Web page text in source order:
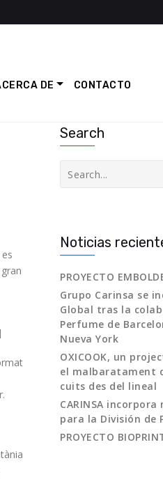
DE CONTACTO
Search
Noticias
PROYECTO
Grupo Carinsa se
Global tras la
Perfume de
Nueva York
OXICOOK, un
el malbaratament
cuits des del lineal
CARINSA
para la División de
PROYECTO